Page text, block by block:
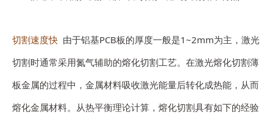
切割速度快 由于铝基PCB板的厚度一般是1~2mm为主，激光
切割时通常采用氮气辅助的熔化切割工艺。在激光熔化切割薄
板金属的过程中，金属材料吸收激光能量后转化成热能，从而
熔化金属材料。从热平衡理论计算，熔化切割具有如下的经验